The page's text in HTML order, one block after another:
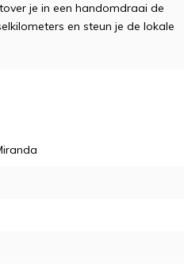
je in een handomdraai de
en steun je de lokale